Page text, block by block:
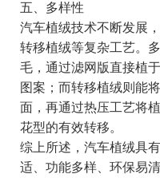
五、多样性
汽车植绒技术不断发展
转移植绒等复杂工艺。
毛，通过滤网版直接植
图案；而转移植绒则能
面，再通过热压工艺将
花型的有效转移。
综上所述，汽车植绒具
适、功能多样、环保易